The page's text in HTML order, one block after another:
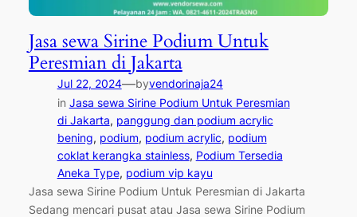
Jasa sewa Sirine Podium Untuk
Peresmian di Jakarta
Jul 22, 2024—byvendorinaja24
in Jasa sewa Sirine Podium Untuk Peresmian
di Jakarta, panggung dan podium acrylic
bening, podium, podium acrylic, podium
coklat kerangka stainless, Podium Tersedia
Aneka Type, podium vip kayu
Jasa sewa Sirine Podium Untuk Peresmian di Jakarta
Sedang mencari pusat atau Jasa sewa Sirine Podium